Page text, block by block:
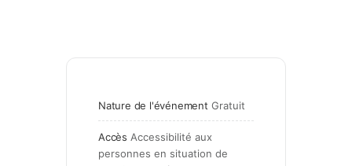
Nature de l'événement Gratuit
Accès Accessibilité aux
personnes en situation de